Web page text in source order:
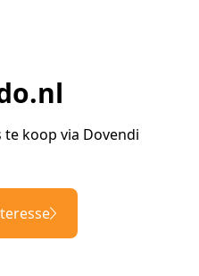
koop via Dovendi